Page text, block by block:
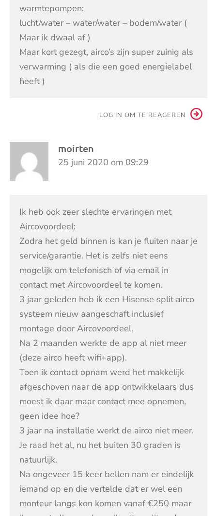
warmtepompen:
lucht/water – water/water – bodem/water (
Maar ik dwaal af )
Maar kort gezegt, airco’s zijn super zuinig als
verwarming ( als die een goed energielabel
heeft )
LOG IN OM TE REAGEREN
moirten
25 juni 2020 om 09:29
Ik heb ook zeer slechte ervaringen met
Aircovoordeel:
Zodra het geld binnen is kan je fluiten naar je
service/garantie. Het is zelfs niet eens
mogelijk om telefonisch of via email in
contact met Aircovoordeel te komen.
3 jaar geleden heb ik een Hisense split airco
systeem nieuw aangeschaft inclusief
montage door Aircovoordeel.
Na 2 maanden werkte de app al niet meer
(deze airco heeft wifi+app).
Toen ik contact opnam werd het makkelijk
afgeschoven naar de app ontwikkelaars dus
moest ik daar maar contact mee opnemen,
geen idee hoe?
3 jaar na installatie werkt de airco niet meer.
Je raad het al, nu het buiten 30 graden is
natuurlijk.
Na ongeveer 15 keer bellen nam er eindelijk
iemand op en die vertelde dat er wel een
monteur langs kon komen vanaf €250 maar